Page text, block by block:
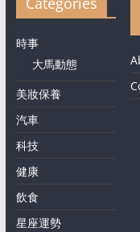
時事
大馬動態
美妝保養
汽車
科技
健康
飲食
星座運勢